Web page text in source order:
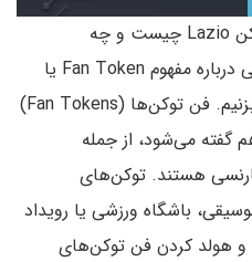
پیش از پرداختن به اینکه فن توکن Lazio چیست و چه
ویژگی‌هایی دارد، اجازه دهید کمی درباره مفهوم Fan Token یا
همان توکن‌های طرفداری حرف بزنیم. فن توکن‌ها (Fan Tokens)
گفته می‌شود، از جمله
هستند. توکن‌های
باشگاه ورزشی یا رویداد
و هولد کردن فن توکن‌‌های